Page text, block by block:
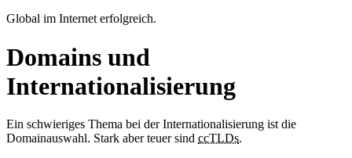
Global im Internet erfolgreich.
Domains und
Internationalisierung
Ein schwieriges Thema bei der Internationalisierung ist die
Domainauswahl. Stark aber teuer sind ccTLDs.